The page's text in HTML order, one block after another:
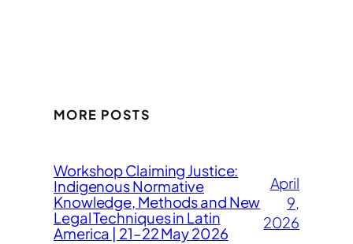
MORE POSTS
Workshop Claiming Justice:
Indigenous Normative
Knowledge, Methods and New
Legal Techniques in Latin
America | 21–22 May 2026
April
9,
2026